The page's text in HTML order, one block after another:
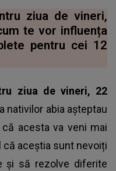
ziua de vineri,
te vor influența
pentru cei 12
ziua de vineri, 22
nativilor abia așteptau
acesta va veni mai
aceștia sunt nevoiți
și să rezolve diferite